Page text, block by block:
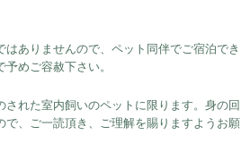
ありませんので、ペット同伴でご宿泊で
めご容赦下さい。
れた室内飼いのペットに限ります。身の回
、ご一読頂き、ご理解を賜りますようお願